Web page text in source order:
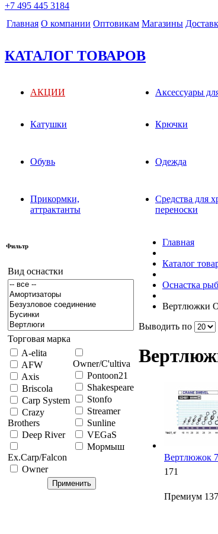
+7 495 445 3184
Главная О компании Оптовикам Магазины
КАТАЛОГ ТОВАРОВ
АКЦИИ Аксессуары
Катушки Крючки
Обувь Одежда
Прикормки,
аттрактанты
Средства для
переноски
Фильтр
Вид оснастки
Торговая марка
A-elita
AFW
Axis
Briscola
Carp System
Crazy
Brothers
Deep River
Ex.Carp/Falcon
Owner
Owner/C'ultiva
Pontoon21
Shakespeare
Stonfo
Streamer
Sunline
VEGaS
Мормыш
Главная
Каталог
Оснастка
Вертлюжки
Выводить по
Вертлюжок
171
Премиум 137